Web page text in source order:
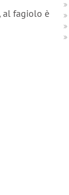
al fagiolo è